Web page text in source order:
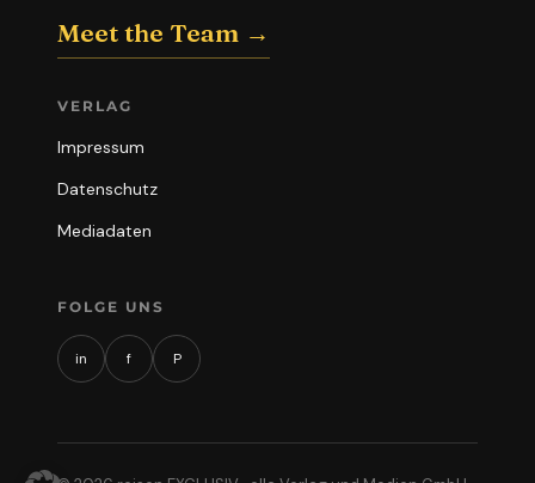
Meet the Team →
VERLAG
Impressum
Datenschutz
Mediadaten
FOLGE UNS
in f P